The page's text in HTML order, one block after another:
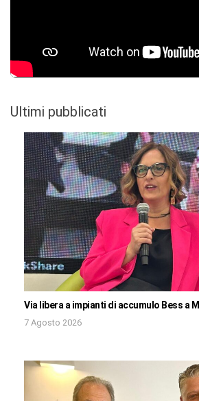
Ultimi pubblicati
Via libera a impianti di accumulo Bess a
7 Agosto 2026